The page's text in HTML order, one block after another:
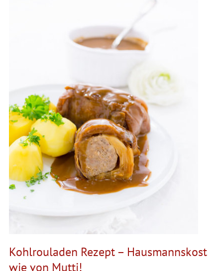
Kohlrouladen Rezept – Hausmannskost
wie von Mutti!